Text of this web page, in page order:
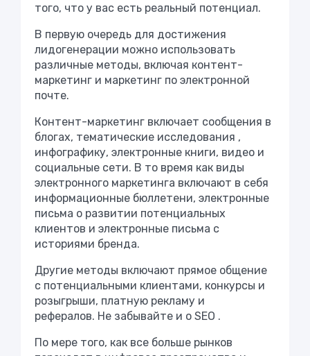
того, что у вас есть реальный потенциал.
В первую очередь для достижения
лидогенерации можно использовать
различные методы, включая контент-
маркетинг и маркетинг по электронной
почте.
Контент-маркетинг включает сообщения в
блогах, тематические исследования ,
инфографику, электронные книги, видео и
социальные сети. В то время как виды
электронного маркетинга включают в себя
информационные бюллетени, электронные
письма о развитии потенциальных
клиентов и электронные письма с
историями бренда.
Другие методы включают прямое общение
с потенциальными клиентами, конкурсы и
розыгрыши, платную рекламу и
рефералов. Не забывайте и о SEO .
По мере того, как все больше рынков